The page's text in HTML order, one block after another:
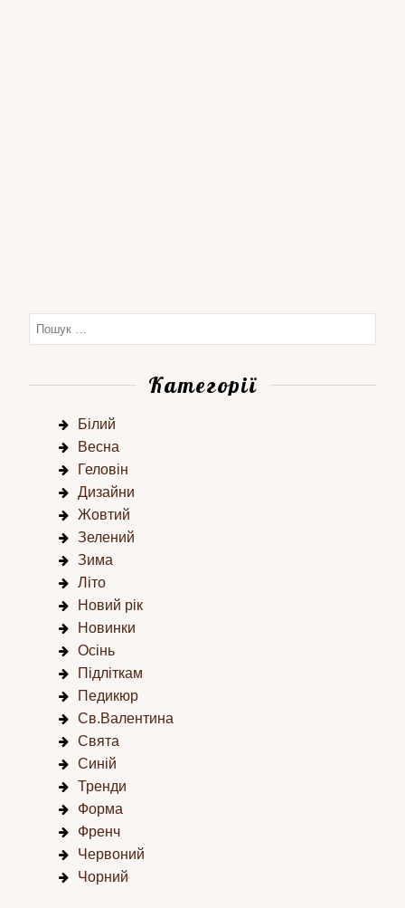
Категорії
Білий
Весна
Геловін
Дизайни
Жовтий
Зелений
Зима
Літо
Новий рік
Новинки
Осінь
Підліткам
Педикюр
Св.Валентина
Свята
Синій
Тренди
Форма
Френч
Червоний
Чорний